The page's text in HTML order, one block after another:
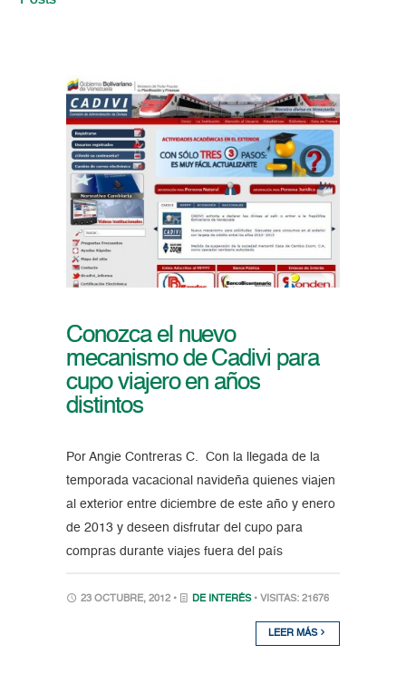
Conozca el nuevo
mecanismo de Cadivi para
cupo viajero en años
distintos
Por Angie Contreras C. Con la llegada de la
temporada vacacional navideña quienes viajen
al exterior entre diciembre de este año y enero
de 2013 y deseen disfrutar del cupo para
compras durante viajes fuera del país
23 OCTUBRE, 2012 • DE INTERÉS • VISITAS: 21676
LEER MÁS